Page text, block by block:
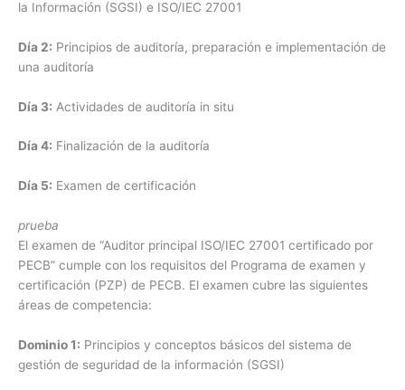
la Información (SGSI) e ISO/IEC 27001
Día 2: Principios de auditoría, preparación e implementación de
una auditoría
Día 3: Actividades de auditoría in situ
Día 4: Finalización de la auditoría
Día 5: Examen de certificación
prueba
El examen de “Auditor principal ISO/IEC 27001 certificado por
PECB” cumple con los requisitos del Programa de examen y
certificación (PZP) de PECB. El examen cubre las siguientes
áreas de competencia:
Dominio 1: Principios y conceptos básicos del sistema de
gestión de seguridad de la información (SGSI)